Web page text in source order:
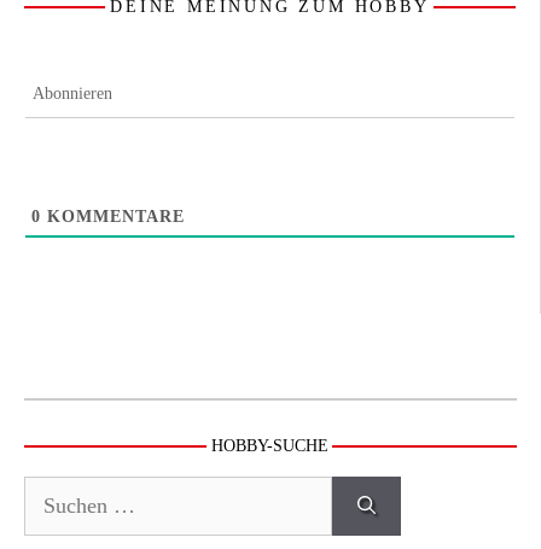
DEINE MEINUNG ZUM HOBBY
Abonnieren
0 KOMMENTARE
HOBBY-SUCHE
nach: